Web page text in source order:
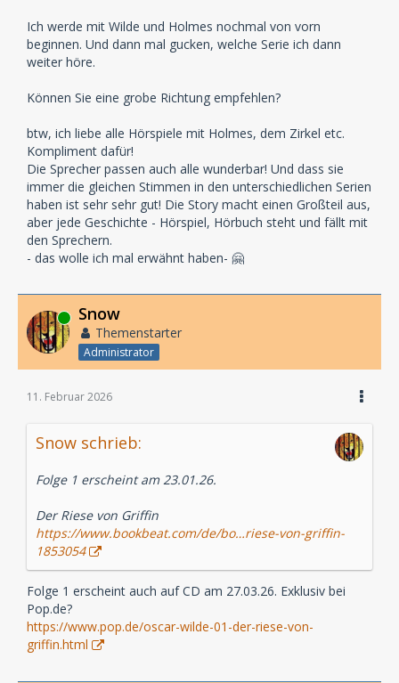
Ich werde mit Wilde und Holmes nochmal von vorn
beginnen. Und dann mal gucken, welche Serie ich dann
weiter höre.
Können Sie eine grobe Richtung empfehlen?
btw, ich liebe alle Hörspiele mit Holmes, dem Zirkel etc.
Kompliment dafür!
Die Sprecher passen auch alle wunderbar! Und dass sie
immer die gleichen Stimmen in den unterschiedlichen Serien
haben ist sehr sehr gut! Die Story macht einen Großteil aus,
aber jede Geschichte - Hörspiel, Hörbuch steht und fällt mit
den Sprechern.
- das wolle ich mal erwähnt haben- 🤗
Online Snow
Themenstarter
Administrator
11. Februar 2026
Snow schrieb:
Folge 1 erscheint am 23.01.26.
Der Riese von Griffin
https://www.bookbeat.com/de/bo…riese-von-griffin-
1853054
Folge 1 erscheint auch auf CD am 27.03.26. Exklusiv bei
Pop.de?
https://www.pop.de/oscar-wilde-01-der-riese-von-
griffin.html